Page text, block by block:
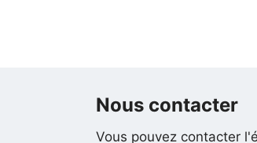
Nous contacter
Vous pouvez contacter